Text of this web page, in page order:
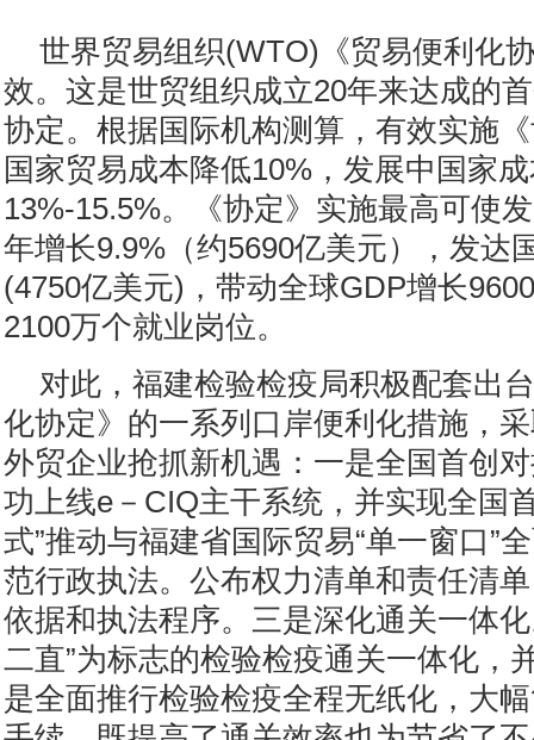
世界贸易组织(WTO)《贸易便利化
效。这是世贸组织成立20年来达成的
协定。根据国际机构测算，有效实施
国家贸易成本降低10%，发展中国家
13%-15.5%。《协定》实施最高可使
年增长9.9%（约5690亿美元），发达
(4750亿美元)，带动全球GDP增长
2100万个就业岗位。
对此，福建检验检疫局积极配套出
化协定》的一系列口岸便利化措施，
外贸企业抢抓新机遇：一是全国首创对
功上线e－CIQ主干系统，并实现全国
式”推动与福建省国际贸易“单一窗口”
范行政执法。公布权力清单和责任清
依据和执法程序。三是深化通关一体
二直”为标志的检验检疫通关一体化，
是全面推行检验检疫全程无纸化，大